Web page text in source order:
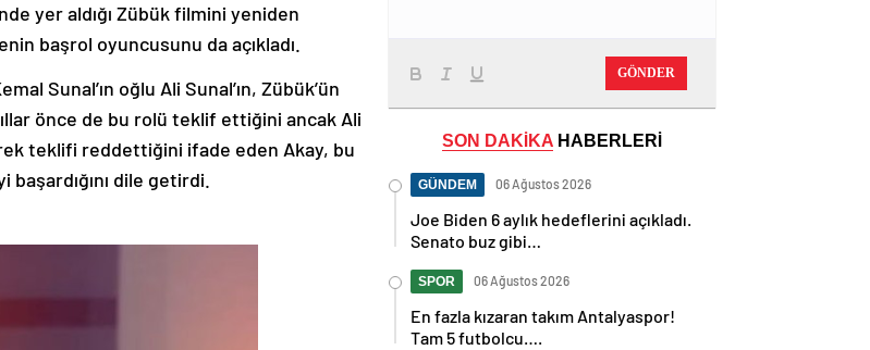
yer aldığı Zübük filmini yeniden
başrol oyuncusunu da açıkladı.
Sunal’ın oğlu Ali Sunal’ın, Zübük’ün
önce de bu rolü teklif ettiğini ancak Ali
teklifi reddettiğini ifade eden Akay, bu
başardığını dile getirdi.
GÖNDER
SON DAKİKA HABERLERİ
GÜNDEM 06 Ağustos 2026
Joe Biden 6 aylık hedeflerini açıkladı.
Senato buz gibi…
SPOR 06 Ağustos 2026
En fazla kızaran takım Antalyaspor!
Tam 5 futbolcu….